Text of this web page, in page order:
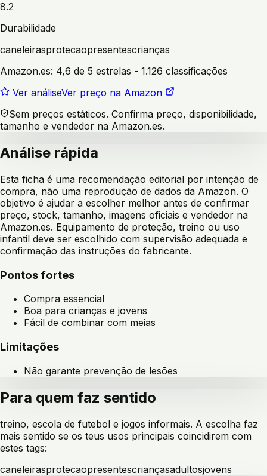
8.2
Durabilidade
caneleirasprotecaopresentescrianças
Amazon.es: 4,6 de 5 estrelas - 1.126 classificações
Ver análiseVer preço na Amazon
Sem preços estáticos. Confirma preço, disponibilidade,
tamanho e vendedor na Amazon.es.
Análise rápida
Esta ficha é uma recomendação editorial por intenção de
compra, não uma reprodução de dados da Amazon. O
objetivo é ajudar a escolher melhor antes de confirmar
preço, stock, tamanho, imagens oficiais e vendedor na
Amazon.es. Equipamento de proteção, treino ou uso
infantil deve ser escolhido com supervisão adequada e
confirmação das instruções do fabricante.
Pontos fortes
Compra essencial
Boa para crianças e jovens
Fácil de combinar com meias
Limitações
Não garante prevenção de lesões
Para quem faz sentido
treino, escola de futebol e jogos informais. A escolha faz
mais sentido se os teus usos principais coincidirem com
estes tags:
caneleirasprotecaopresentescriançasadultosjovens